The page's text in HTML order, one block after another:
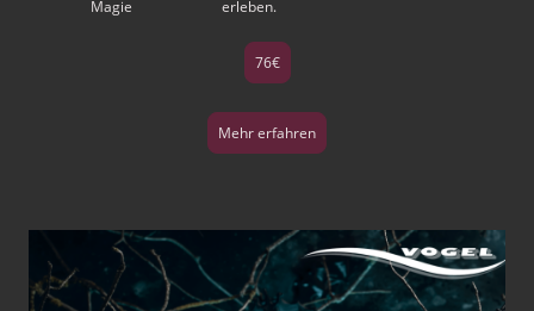
Magie erleben.
76€
Mehr erfahren